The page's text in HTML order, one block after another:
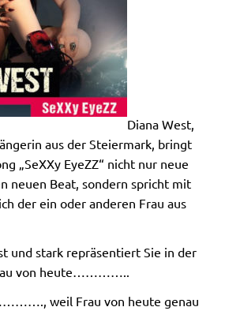
Diana West,
aus der Steiermark, bringt
„SeXXy EyeZZ“ nicht nur neue
neuen Beat, sondern spricht mit
der ein oder anderen Frau aus
und stark repräsentiert Sie in der
von heute…………..
weil Frau von heute genau